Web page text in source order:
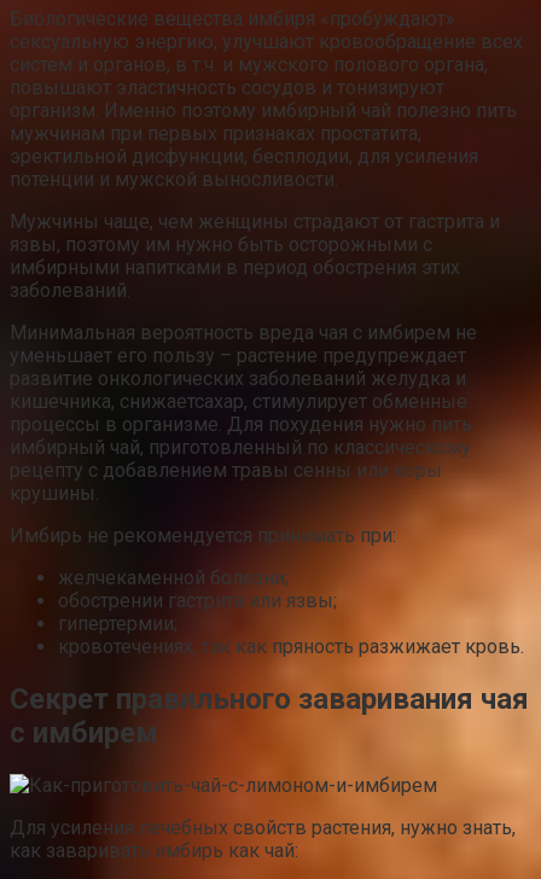
Биологические вещества имбиря «пробуждают»
сексуальную энергию, улучшают кровообращение всех
систем и органов, в т.ч. и мужского полового органа,
повышают эластичность сосудов и тонизируют
организм. Именно поэтому имбирный чай полезно пить
мужчинам при первых признаках простатита,
эректильной дисфункции, бесплодии, для усиления
потенции и мужской выносливости.
Мужчины чаще, чем женщины страдают от гастрита и
язвы, поэтому им нужно быть осторожными с
имбирными напитками в период обострения этих
заболеваний.
Минимальная вероятность вреда чая с имбирем не
уменьшает его пользу – растение предупреждает
развитие онкологических заболеваний желудка и
кишечника, снижаетсахар, стимулирует обменные
процессы в организме. Для похудения нужно пить
имбирный чай, приготовленный по классическому
рецепту с добавлением травы сенны или коры
крушины.
Имбирь не рекомендуется принимать при:
желчекаменной болезни;
обострении гастрита или язвы;
гипертермии;
кровотечениях, так как пряность разжижает кровь.
Секрет правильного заваривания чая
с имбирем
Для усиления лечебных свойств растения, нужно знать,
как заваривать имбирь как чай: